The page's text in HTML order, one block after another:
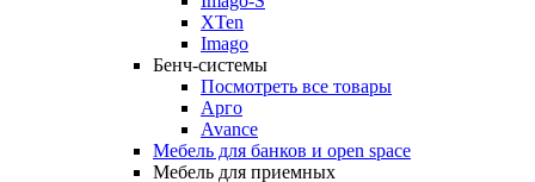
XTen
Imago
Бенч-системы
Посмотреть все товары
Арго
Avance
Мебель для банков и open space
Мебель для приемных